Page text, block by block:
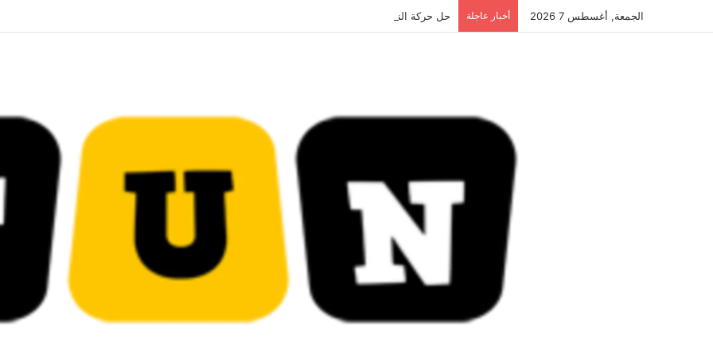
الجمعة, أغسطس 7 2026 أخبار عاجلة حل حركة النهضة.. و احكام قضائية في قيادات حركة النهضة بألف و400عام سجــن……